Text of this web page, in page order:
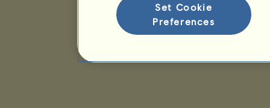
Set Cookie
Preferences